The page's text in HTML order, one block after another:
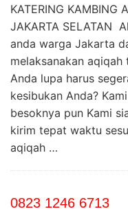
KATERING KAMBING
JAKARTA SELATAN
anda warga Jakarta
melaksanakan
Anda lupa harus
kesibukan Anda?
besoknya pun Kami
kirim tepat waktu
aqiqah …
0823 1246 6713